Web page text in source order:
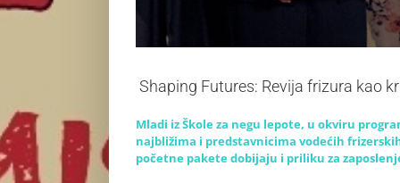
Shaping Futures: Revija frizura kao
Mladi iz Škole za negu lepote, u okviru
najbližima i predstavnicima vodećih
početne pakete dobijaju i priliku za